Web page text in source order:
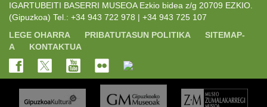
IGARTUBEITI BASERRI MUSEOA Ezkio bidea z/g 20709 EZKIO.
(Gipuzkoa) Tel.: +34 943 722 978 | +34 943 725 107
LEGE OHARRA
PRIBATUTASUN POLITIKA
SITEMAP-
A
KONTAKTUA